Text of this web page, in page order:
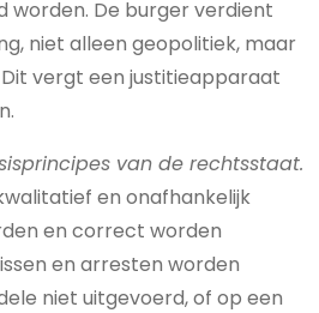
worden. De burger verdient
niet alleen geopolitiek, maar
vergt een justitieapparaat
van de rechtsstaat.
en onafhankelijk
en correct worden
en arresten worden
niet uitgevoerd, of op een